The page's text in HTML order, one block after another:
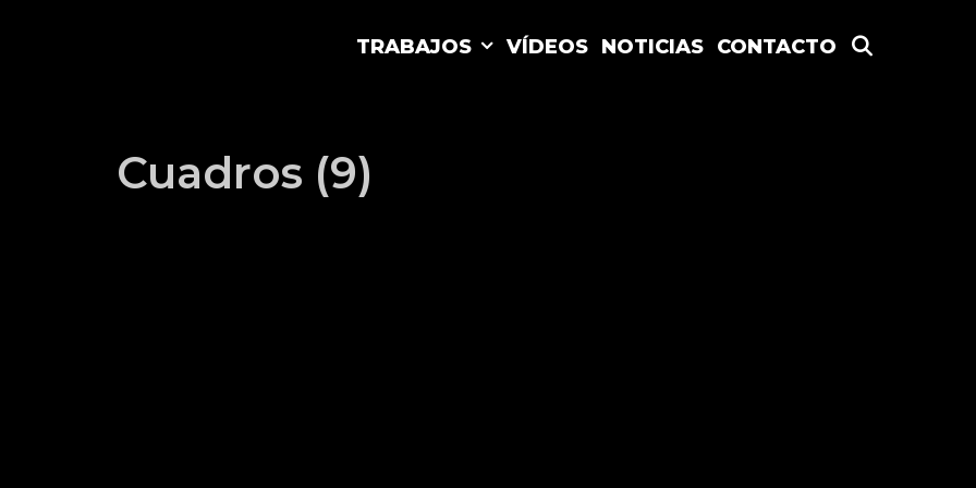
TRABAJOS VÍDEOS NOTICIAS CONTACTO
Cuadros (9)